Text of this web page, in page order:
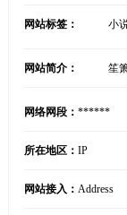
网站标签： 小
网站简介： 笙
网络网段： ******
所在地区： IP
网站接入： Address